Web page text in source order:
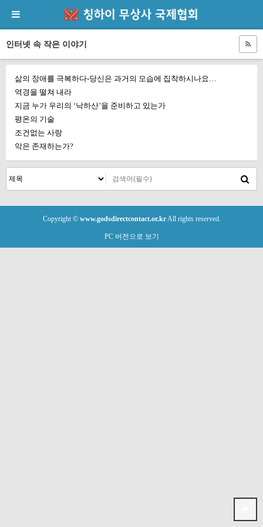
인터넷 속 작은 이야기
삶의 장애를 극복하다-당신은 과거의 모습에 집착하시나요…
역경을 떨쳐 내라
지금 누가 우리의 ‘낙하산’을 준비하고 있는가
평온의 기술
조건없는 사랑
악은 존재하는가?
Copyright © www.godsdirectcontact.or.krAll rights reserved.
PC 버전으로 보기